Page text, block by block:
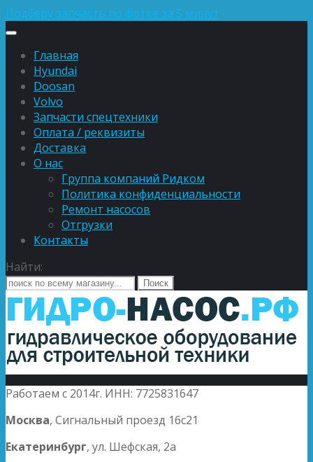
Подберу запчасть по фотке за 5 минут
Главная
Hyundai
Doosan
Volvo
Запчасти спецтехники
Оплата / реквизиты
Доставка
О нас
Группа компаний Ридком
Политика конфиденциальности
Ремонт насосов
Отгрузки
Контакты
Найти:
Работаем с 2014г. ИНН: 7725831647
Москва, Сигнальный проезд 16с21
Екатеринбург, ул. Шефская, 2а